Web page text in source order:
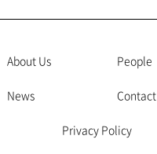
About Us People
News Contact
Privacy Policy